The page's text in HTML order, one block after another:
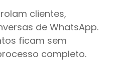
clientes,
de WhatsApp.
ficam sem
completo.